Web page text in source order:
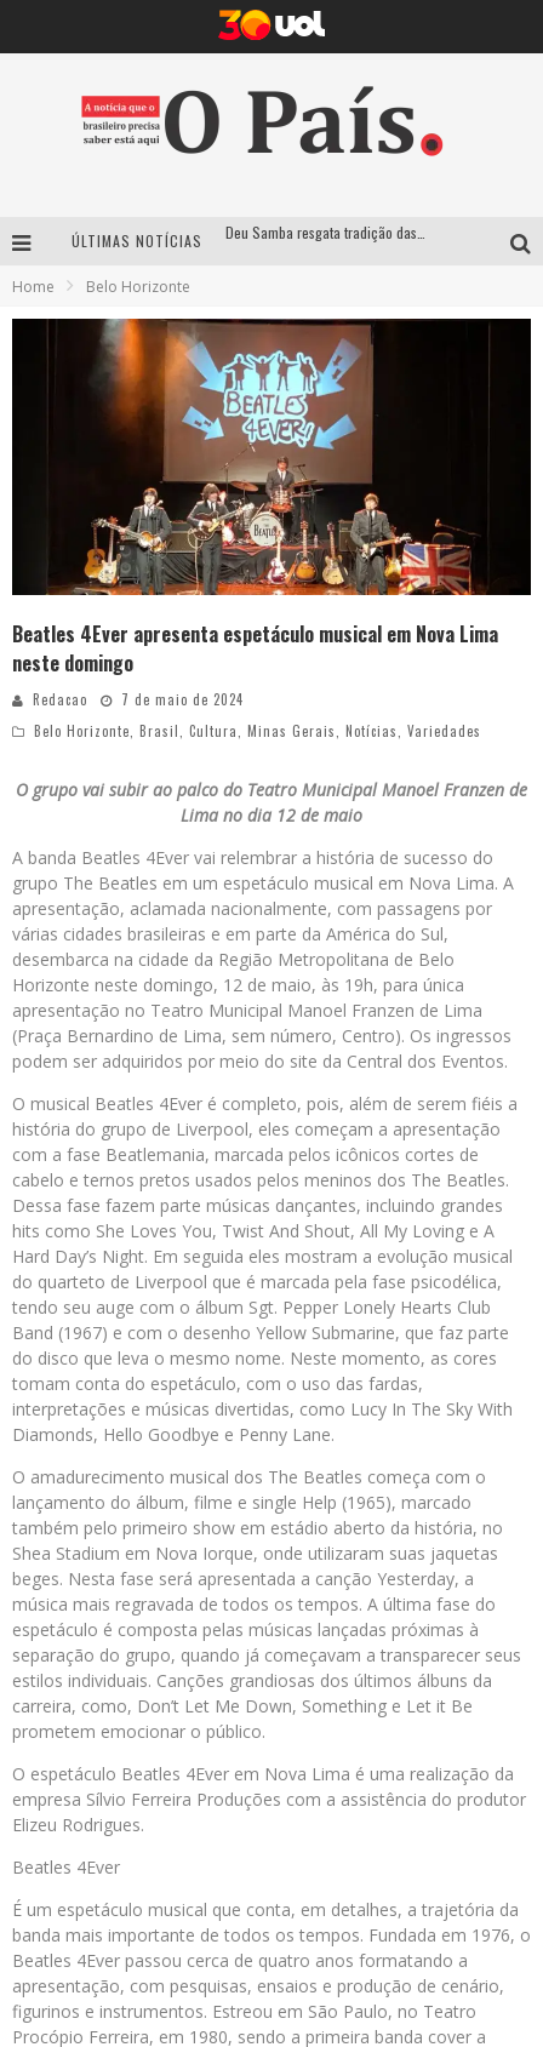
ÚLTIMAS NOTÍCIAS
Home Belo Horizonte
Beatles 4Ever apresenta espetáculo musical em Nova Lima
neste domingo
Redacao
7 de maio de 2024
Belo Horizonte, Brasil, Cultura, Minas Gerais, Notícias, Variedades
O grupo vai subir ao palco do Teatro Municipal Manoel Franzen de
Lima no dia 12 de maio
A banda Beatles 4Ever vai relembrar a história de sucesso do
grupo The Beatles em um espetáculo musical em Nova Lima. A
apresentação, aclamada nacionalmente, com passagens por
várias cidades brasileiras e em parte da América do Sul,
desembarca na cidade da Região Metropolitana de Belo
Horizonte neste domingo, 12 de maio, às 19h, para única
apresentação no Teatro Municipal Manoel Franzen de Lima
(Praça Bernardino de Lima, sem número, Centro). Os ingressos
podem ser adquiridos por meio do site da Central dos Eventos.
O musical Beatles 4Ever é completo, pois, além de serem fiéis a
história do grupo de Liverpool, eles começam a apresentação
com a fase Beatlemania, marcada pelos icônicos cortes de
cabelo e ternos pretos usados pelos meninos dos The Beatles.
Dessa fase fazem parte músicas dançantes, incluindo grandes
hits como She Loves You, Twist And Shout, All My Loving e A
Hard Day’s Night. Em seguida eles mostram a evolução musical
do quarteto de Liverpool que é marcada pela fase psicodélica,
tendo seu auge com o álbum Sgt. Pepper Lonely Hearts Club
Band (1967) e com o desenho Yellow Submarine, que faz parte
do disco que leva o mesmo nome. Neste momento, as cores
tomam conta do espetáculo, com o uso das fardas,
interpretações e músicas divertidas, como Lucy In The Sky With
Diamonds, Hello Goodbye e Penny Lane.
O amadurecimento musical dos The Beatles começa com o
lançamento do álbum, filme e single Help (1965), marcado
também pelo primeiro show em estádio aberto da história, no
Shea Stadium em Nova Iorque, onde utilizaram suas jaquetas
beges. Nesta fase será apresentada a canção Yesterday, a
música mais regravada de todos os tempos. A última fase do
espetáculo é composta pelas músicas lançadas próximas à
separação do grupo, quando já começavam a transparecer seus
estilos individuais. Canções grandiosas dos últimos álbuns da
carreira, como, Don’t Let Me Down, Something e Let it Be
prometem emocionar o público.
O espetáculo Beatles 4Ever em Nova Lima é uma realização da
empresa Sílvio Ferreira Produções com a assistência do produtor
Elizeu Rodrigues.
Beatles 4Ever
É um espetáculo musical que conta, em detalhes, a trajetória da
banda mais importante de todos os tempos. Fundada em 1976, o
Beatles 4Ever passou cerca de quatro anos formatando a
apresentação, com pesquisas, ensaios e produção de cenário,
figurinos e instrumentos. Estreou em São Paulo, no Teatro
Procópio Ferreira, em 1980, sendo a primeira banda cover a